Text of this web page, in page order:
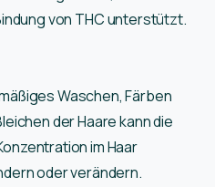
von THC unterstützt.
Waschen, Färben
der Haare kann die
im Haar
oder verändern.